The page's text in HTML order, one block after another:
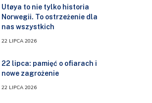
Utøya to nie tylko historia
Norwegii. To ostrzeżenie dla
nas wszystkich
22 LIPCA 2026
22 lipca: pamięć o ofiarach i
nowe zagrożenie
22 LIPCA 2026